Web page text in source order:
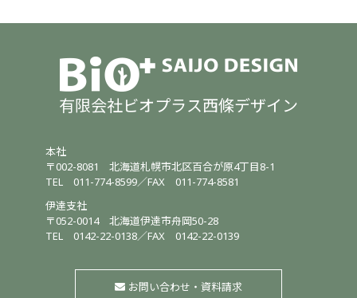
有限会社ビオプラス西條デザイン
本社
〒002-8081北海道札幌市北区百合が原4丁目8-1
TEL011-774-8599／FAX 011-774-8581
伊達支社
〒052-0014北海道伊達市舟岡50-28
TEL0142-22-0138／FAX 0142-22-0139
お問い合わせ・資料請求